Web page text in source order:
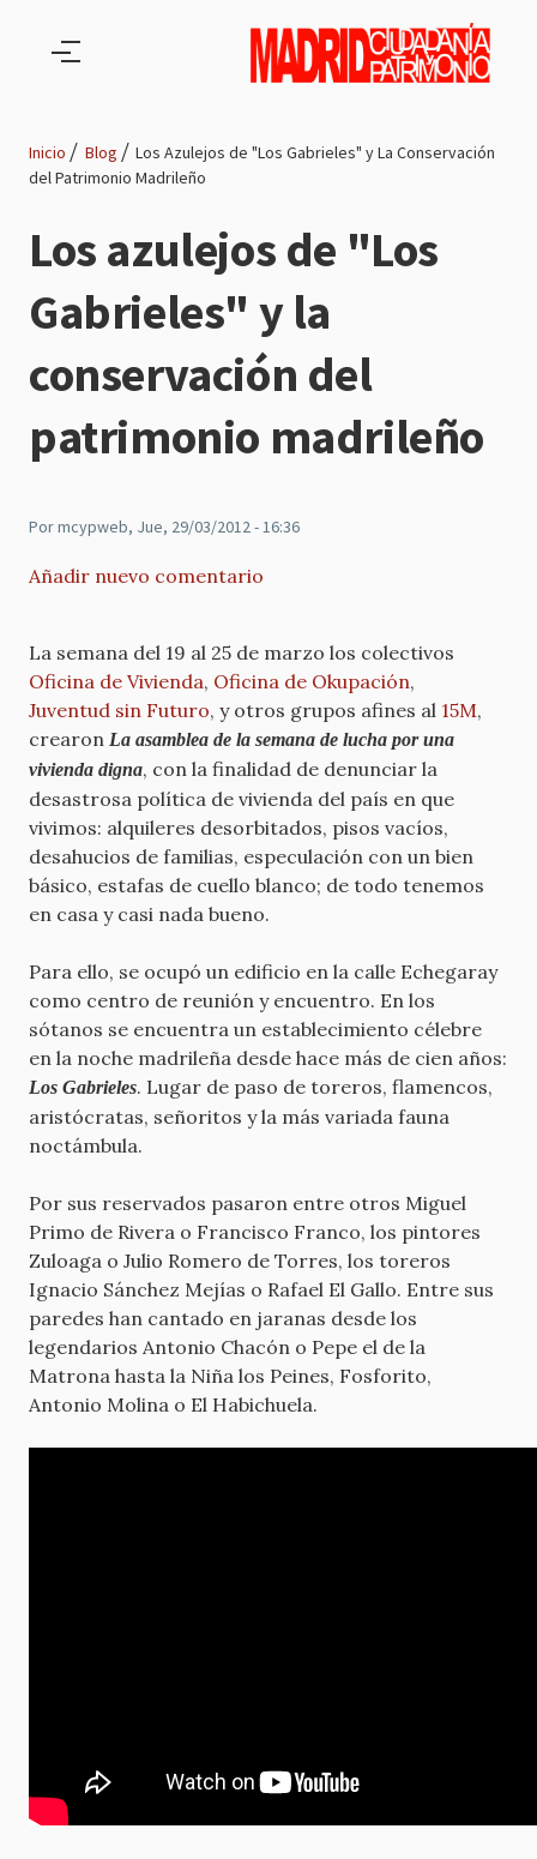
de
navegación
Inicio Blog
Los Azulejos de "Los Gabrieles" y La Conservación
del Patrimonio Madrileño
Los azulejos de "Los
Gabrieles" y la
conservación del
patrimonio madrileño
Pormcypweb, Jue, 29/03/2012 - 16:36
Añadir nuevo comentario
La semana del 19 al 25 de marzo los colectivos
Oficina de Vivienda, Oficina de Okupación,
Juventud sin Futuro, y otros grupos afines al 15M,
crearon La asamblea de la semana de lucha por una
vivienda digna, con la finalidad de denunciar la
desastrosa política de vivienda del país en que
vivimos: alquileres desorbitados, pisos vacíos,
desahucios de familias, especulación con un bien
básico, estafas de cuello blanco; de todo tenemos
en casa y casi nada bueno.
Para ello, se ocupó un edificio en la calle Echegaray
como centro de reunión y encuentro. En los
sótanos se encuentra un establecimiento célebre
en la noche madrileña desde hace más de cien años:
Los Gabrieles. Lugar de paso de toreros, flamencos,
aristócratas, señoritos y la más variada fauna
noctámbula.
Por sus reservados pasaron entre otros Miguel
Primo de Rivera o Francisco Franco, los pintores
Zuloaga o Julio Romero de Torres, los toreros
Ignacio Sánchez Mejías o Rafael El Gallo. Entre sus
paredes han cantado en jaranas desde los
legendarios Antonio Chacón o Pepe el de la
Matrona hasta la Niña los Peines, Fosforito,
Antonio Molina o El Habichuela.